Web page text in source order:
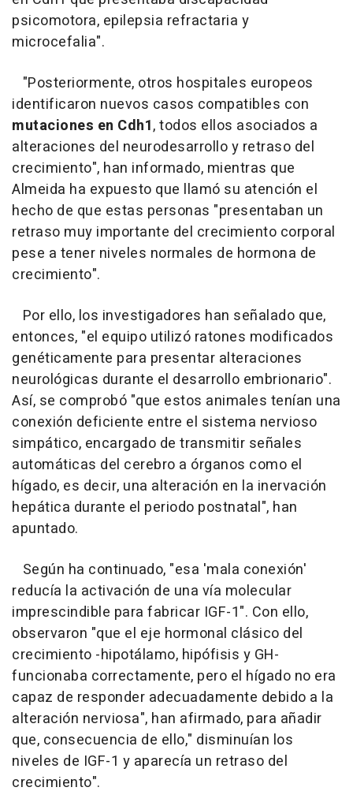
psicomotora, epilepsia refractaria y
microcefalia".
"Posteriormente, otros hospitales europeos
identificaron nuevos casos compatibles con
mutaciones en Cdh1, todos ellos asociados a
alteraciones del neurodesarrollo y retraso del
crecimiento", han informado, mientras que
Almeida ha expuesto que llamó su atención el
hecho de que estas personas "presentaban un
retraso muy importante del crecimiento corporal
pese a tener niveles normales de hormona de
crecimiento".
Por ello, los investigadores han señalado que,
entonces, "el equipo utilizó ratones modificados
genéticamente para presentar alteraciones
neurológicas durante el desarrollo embrionario".
Así, se comprobó "que estos animales tenían una
conexión deficiente entre el sistema nervioso
simpático, encargado de transmitir señales
automáticas del cerebro a órganos como el
hígado, es decir, una alteración en la inervación
hepática durante el periodo postnatal", han
apuntado.
Según ha continuado, "esa 'mala conexión'
reducía la activación de una vía molecular
imprescindible para fabricar IGF-1". Con ello,
observaron "que el eje hormonal clásico del
crecimiento -hipotálamo, hipófisis y GH-
funcionaba correctamente, pero el hígado no era
capaz de responder adecuadamente debido a la
alteración nerviosa", han afirmado, para añadir
que, consecuencia de ello," disminuían los
niveles de IGF-1 y aparecía un retraso del
crecimiento".